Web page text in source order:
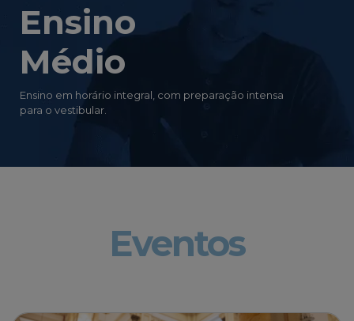
Ensino
Médio
Ensino em horário integral, com preparação intensa
para o vestibular.
Eventos